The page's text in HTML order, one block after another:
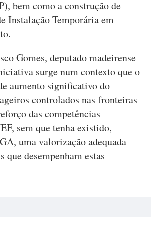
bem como a construção de
Instalação Temporária em
Gomes, deputado madeirense
surge num contexto que o
aumento significativo do
controlados nas fronteiras
das competências
sem que tenha existido,
uma valorização adequada
que desempenham estas